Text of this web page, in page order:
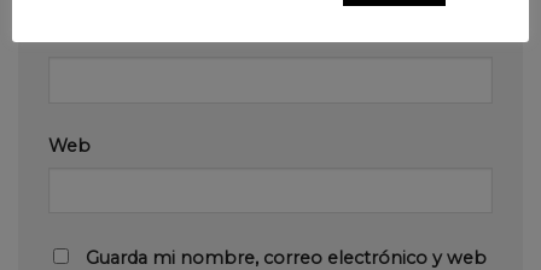
Web
Guarda mi nombre, correo electrónico y web